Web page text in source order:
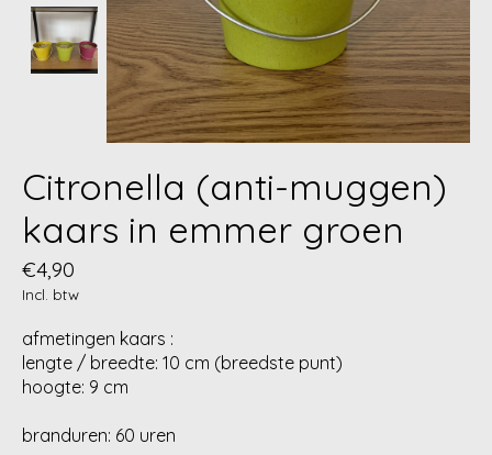
Citronella (anti-muggen)
kaars in emmer groen
€4,90
Incl. btw
afmetingen kaars :
lengte / breedte: 10 cm (breedste punt)
hoogte: 9 cm
branduren: 60 uren